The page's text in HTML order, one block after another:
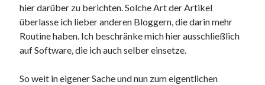
chris
zu
VGN-P11Z auf SSD
Jan
zu VGN-P11Z auf SSD
Jan
zu VGN-P11Z Downgrade
Marlon
zu VGN-P11Z auf SSD
hier darüber zu berichten. Solche Art der Artikel
überlasse ich lieber anderen Bloggern, die darin mehr
Routine haben. Ich beschränke mich hier ausschließlich
auf Software, die ich auch selber einsetze.
So weit in eigener Sache und nun zum eigentlichen